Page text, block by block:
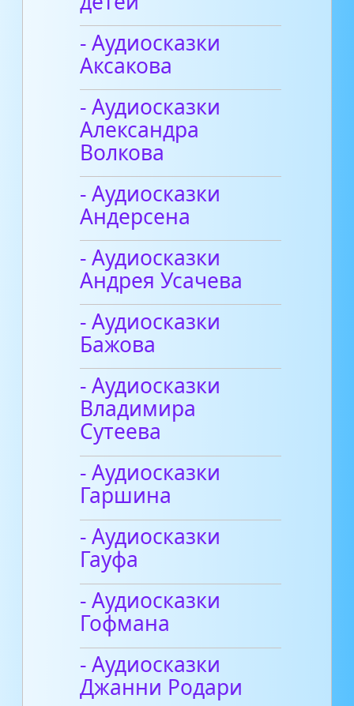
- Аудиосказки
Аксакова
- Аудиосказки
Александра
Волкова
- Аудиосказки
Андерсена
- Аудиосказки
Андрея Усачева
- Аудиосказки
Бажова
- Аудиосказки
Владимира
Сутеева
- Аудиосказки
Гаршина
- Аудиосказки
Гауфа
- Аудиосказки
Гофмана
- Аудиосказки
Джанни Родари